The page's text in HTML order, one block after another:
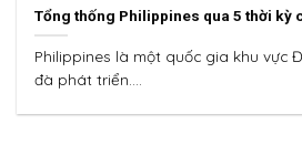
Tổng thống Philippines qua 5 thời kỳ
Philippines là một quốc gia khu vực
đà phát triển....